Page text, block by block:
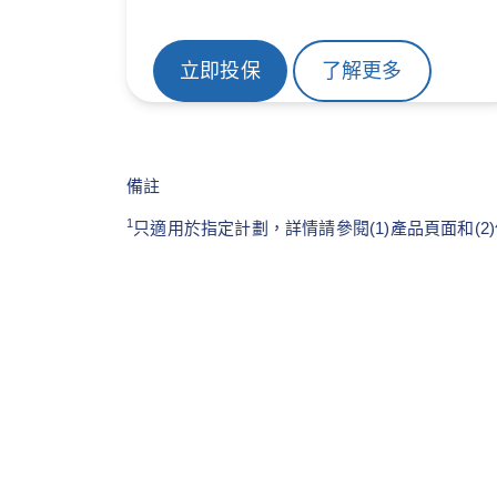
立即投保 了解更多
備註
1 只適用於指定計劃，詳情請參閱(1)產品頁面和(2)